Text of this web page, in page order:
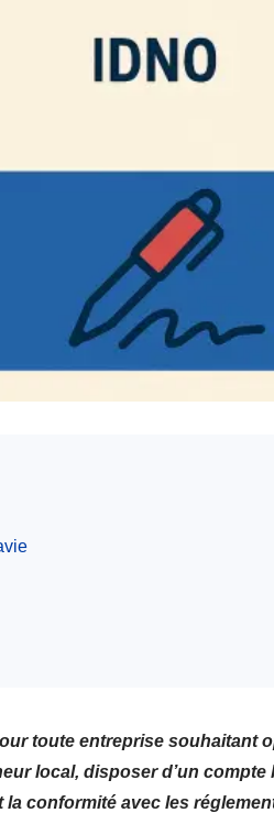
toute entreprise souhaitant
local, disposer d’un compte
conformité avec les